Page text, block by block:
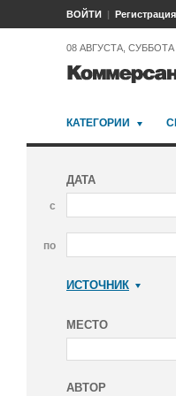
ВОЙТИ Регистрация
08 АВГУСТА, СУББОТА
КАТЕГОРИИ
ДАТА
с
по
ИСТОЧНИК
МЕСТО
АВТОР